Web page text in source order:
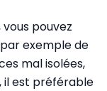
vous pouvez
exemple de
mal isolées,
il est préférable